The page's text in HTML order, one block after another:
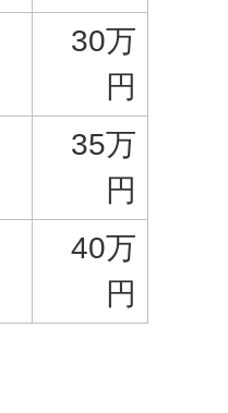
30万
円
35万
円
40万
円